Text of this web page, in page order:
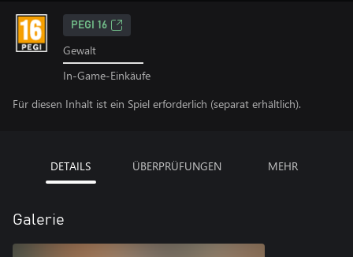
PEGI 16
Gewalt
In-Game-Einkäufe
Für diesen Inhalt ist ein Spiel erforderlich (separat erhältlich).
DETAILS ÜBERPRÜFUNGEN MEHR
Galerie